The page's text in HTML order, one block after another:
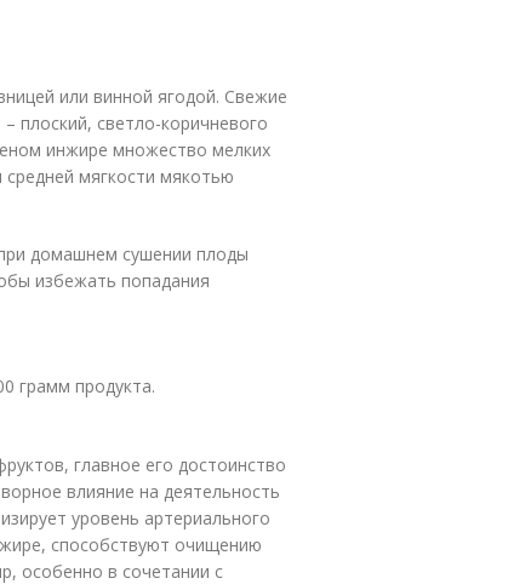
или винной ягодой. Свежие
светло-коричневого
инжире множество мелких
мягкости мякотью
домашнем сушении плоды
избежать попадания
грамм продукта.
главное его достоинство
влияние на деятельность
уровень артериального
способствуют очищению
особенно в сочетании с